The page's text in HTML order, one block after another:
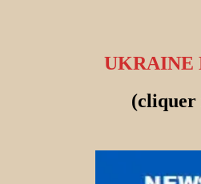
UKRAINE
(cliquer